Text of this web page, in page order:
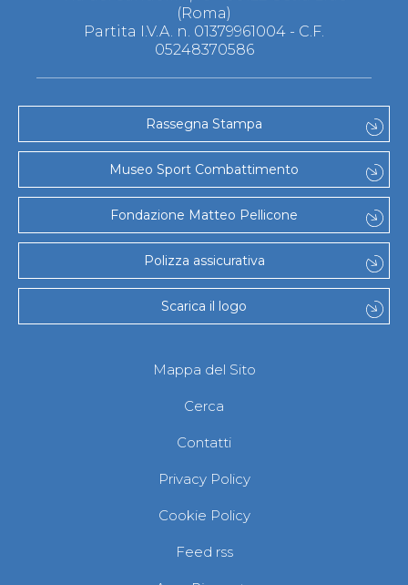
(Roma)
Partita I.V.A. n. 01379961004 - C.F.
05248370586
Rassegna Stampa
Museo Sport Combattimento
Fondazione Matteo Pellicone
Polizza assicurativa
Scarica il logo
Mappa del Sito
Cerca
Contatti
Privacy Policy
Cookie Policy
Feed rss